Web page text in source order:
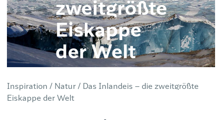
zweitgrößte
Eiskappe
der Welt
Inspiration / Natur / Das Inlandeis – die zweitgrößte
Eiskappe der Welt